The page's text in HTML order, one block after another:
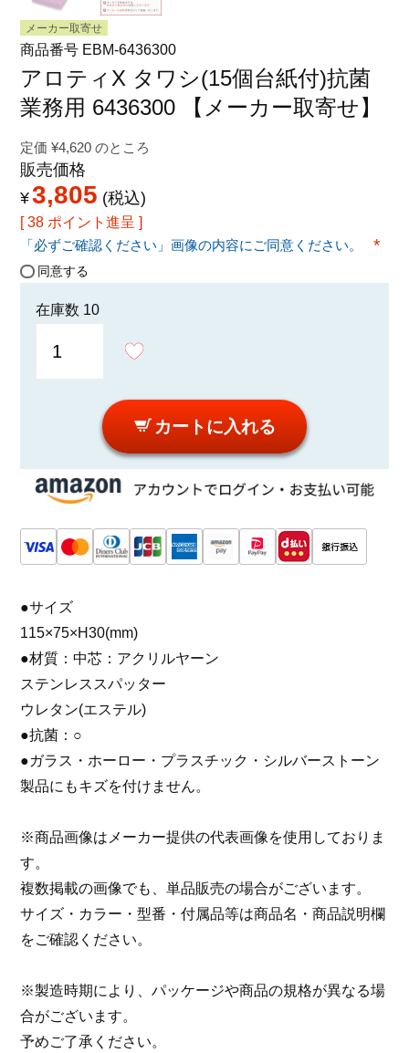
プライバシーポリシー
特定商取引法に関する表示
メーカー取寄せ
商品番号 EBM-6436300
アロティX タワシ(15個台紙付)抗菌
業務用 6436300 【メーカー取寄せ】
定価 ¥4,620 のところ
販売価格
¥3,805 税込
38 ポイント進呈 ]
「必ずご確認ください」画像の内容にご同意ください。
同意する
在庫数 10
カートに入れる
●サイズ
115×75×H30(mm)
●材質：中芯：アクリルヤーン
ステンレススパッター
ウレタン(エステル)
●抗菌：○
●ガラス・ホーロー・プラスチック・シルバーストーン
製品にもキズを付けません。
※商品画像はメーカー提供の代表画像を使用しておりま
す。
複数掲載の画像でも、単品販売の場合がございます。
サイズ・カラー・型番・付属品等は商品名・商品説明欄
をご確認ください。
※製造時期により、パッケージや商品の規格が異なる場
合がございます。
予めご了承ください。